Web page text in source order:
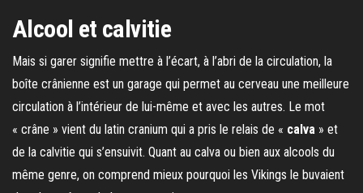
Alcool et calvitie
Mais si garer signifie mettre à l’écart, à l’abri de la circulation, la
boîte crânienne est un garage qui permet au cerveau une meilleure
circulation à l’intérieur de lui-même et avec les autres. Le mot
« crâne » vient du latin cranium qui a pris le relais de « calva » et
de la calvitie qui s’ensuivit. Quant au calva ou bien aux alcools du
même genre, on comprend mieux pourquoi les Vikings le buvaient